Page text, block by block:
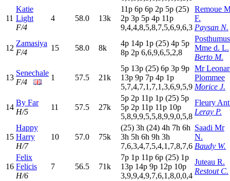
11
Katie
Light
F/4
4 58.0 13k
11p 6p 6p 2p 5p (25)
2p 3p 5p 4p 11p
9,4,4,8,5,8,7,5,6,9,6,3
Remoue
F.
Paysan N.
12
Zamasiya
F/4
15 58.0 8k
4p 14p 1p (25) 4p 5p
8p 2p 6,6,9,6,5,2,8
Posthumus
Mme d. L.
Berto M.
13
Senechale
F/4
1 57.5 21k
5p 13p (25) 6p 3p 9p
13p 9p 7p 4p 1p
5,7,4,7,1,7,1,3,6,9,5,9
Mr
Plommee
Morice J.
14
By Far
H/5
11 57.5 27k
5p 2p 11p 1p (25) 5p
5p 2p 11p 11p 10p
5,8,9,9,5,5,8,9,9,0,5,8
Fleury
Leray P.
15
Happy
Harry
H/7
10 57.0 75k
(25) 3h (24) 4h 7h 6h
3h 5h 6h 9h 3h
7,6,3,4,7,5,4,1,7,8,7,6
Saadi Mr
N.
Baudy W.
16
Felix
Felicis
H/6
7 56.5 71k
7p 1p 11p 6p (25) 1p
13p 14p 9p 12p 10p
3,9,9,4,9,7,6,1,8,0,0,4
Juteau R.
Restout C.